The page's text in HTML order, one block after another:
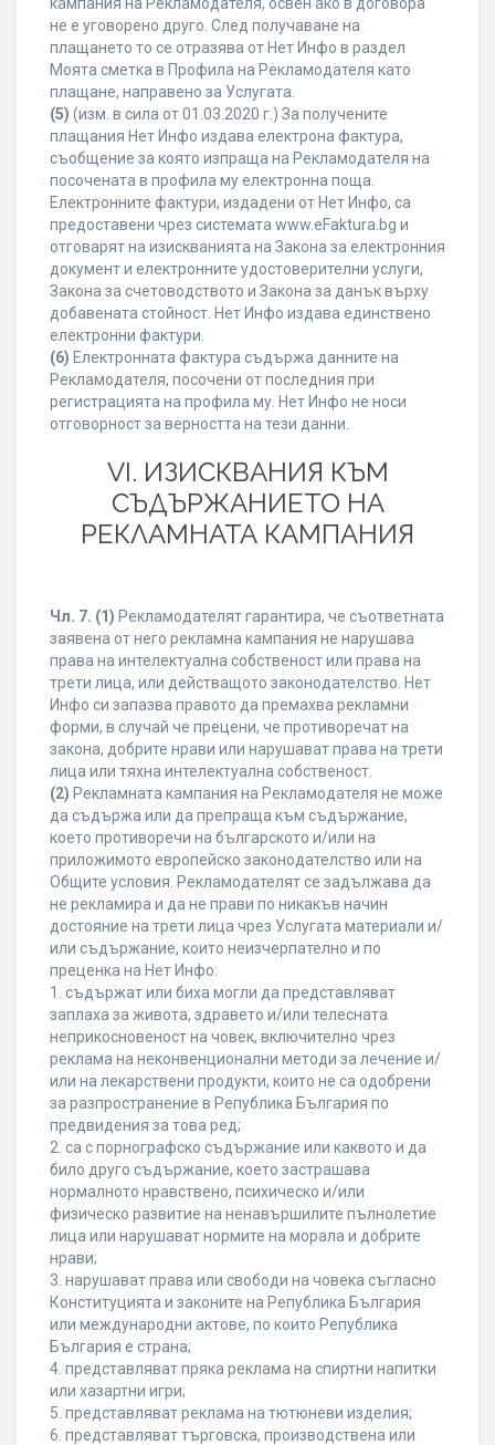
не е уговорено друго. След получаване на
плащането то се отразява от Нет Инфо в раздел
Моята сметка в Профила на Рекламодателя като
плащане, направено за Услугата.
(5) (изм. в сила от 01.03.2020 г.) За получените
плащания Нет Инфо издава електрона фактура,
съобщение за която изпраща на Рекламодателя на
посочената в профила му електронна поща.
Електронните фактури, издадени от Нет Инфо, са
предоставени чрез системата www.eFaktura.bg и
отговарят на изискванията на Закона за електронния
документ и електронните удостоверителни услуги,
Закона за счетоводството и Закона за данък върху
добавената стойност. Нет Инфо издава единствено
електронни фактури.
(6) Електронната фактура съдържа данните на
Рекламодателя, посочени от последния при
регистрацията на профила му. Нет Инфо не носи
отговорност за верността на тези данни.
VI. ИЗИСКВАНИЯ КЪМ
СЪДЪРЖАНИЕТО НА
РЕКЛАМНАТА КАМПАНИЯ
Чл. 7. (1) Рекламодателят гарантира, че съответната
заявена от него рекламна кампания не нарушава
права на интелектуална собственост или права на
трети лица, или действащото законодателство. Нет
Инфо си запазва правото да премахва рекламни
форми, в случай че прецени, че противоречат на
закона, добрите нрави или нарушават права на трети
лица или тяхна интелектуална собственост.
(2) Рекламната кампания на Рекламодателя не може
да съдържа или да препраща към съдържание,
което противоречи на българското и/или на
приложимото европейско законодателство или на
Общите условия. Рекламодателят се задължава да
не рекламира и да не прави по никакъв начин
достояние на трети лица чрез Услугата материали и/
или съдържание, които неизчерпателно и по
преценка на Нет Инфо:
1. съдържат или биха могли да представляват
заплаха за живота, здравето и/или телесната
неприкосновеност на човек, включително чрез
реклама на неконвенционални методи за лечение и/
или на лекарствени продукти, които не са одобрени
за разпространение в Република България по
предвидения за това ред;
2. са с порнографско съдържание или каквото и да
било друго съдържание, което застрашава
нормалното нравствено, психическо и/или
физическо развитие на ненавършилите пълнолетие
лица или нарушават нормите на морала и добрите
нрави;
3. нарушават права или свободи на човека съгласно
Конституцията и законите на Република България
или международни актове, по които Република
България е страна;
4. представляват пряка реклама на спиртни напитки
или хазартни игри;
5. представляват реклама на тютюневи изделия;
6. представляват търговска, производствена или